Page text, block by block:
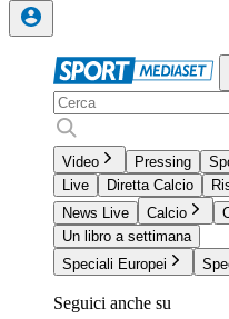
Video Pressing
Live
Diretta Calcio
News Live
Calcio
Un libro a settimana
Speciali Europei
Seguici anche su